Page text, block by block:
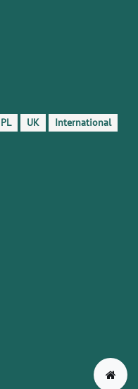
PL UK International